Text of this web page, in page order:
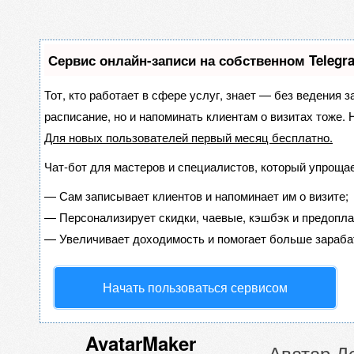
Сервис онлайн-записи на собственном
Тот, кто работает в сфере услуг, знает — без ведения
расписание, но и напоминать клиентам о визитах
Для новых пользователей первый месяц бесплатно.
Чат-бот для мастеров и специалистов, который
—Сам записывает клиентов и напоминает им о визите;
— Персонализирует скидки, чаевые, кэшбэк и
—Увеличивает доходимость и помогает больше
Начать пользоваться сервисом
AvatarMaker